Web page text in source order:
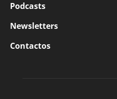
Podcasts
Newsletters
Contactos